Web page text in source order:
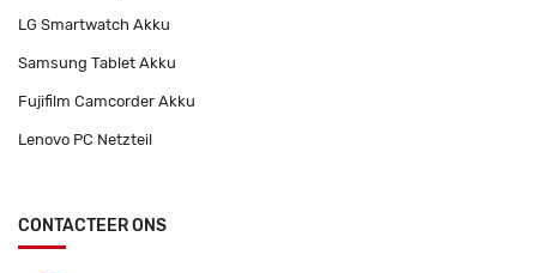
LG Smartwatch Akku
Samsung Tablet Akku
Fujifilm Camcorder Akku
Lenovo PC Netzteil
CONTACTEER ONS